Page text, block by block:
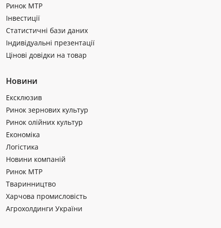
Ринок МТР
Інвестиції
Статистичні бази даних
Індивідуальні презентації
Цінові довідки на товар
Новини
Ексклюзив
Ринок зернових культур
Ринок олійних культур
Економіка
Логістика
Новини компаній
Ринок МТР
Тваринництво
Харчова промисловість
Агрохолдинги України